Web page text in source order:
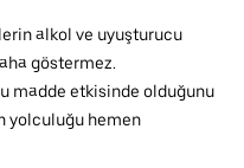
alkol ve uyuşturucu
göstermez.
madde etkisinde olduğunu
yolculuğu hemen